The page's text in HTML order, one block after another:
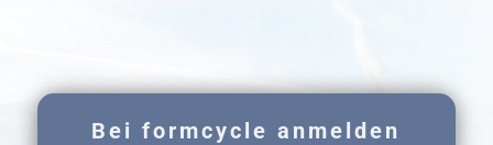
Bei formcycle anmelden